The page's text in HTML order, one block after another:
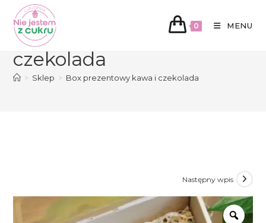
Koniec
treści
0 MENU
Box prezentowy kawa i
czekolada
> Sklep > Box prezentowy kawa i czekolada
Następny wpis